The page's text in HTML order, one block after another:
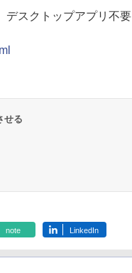
デスクトップアプリ不要
せる
note LinkedIn